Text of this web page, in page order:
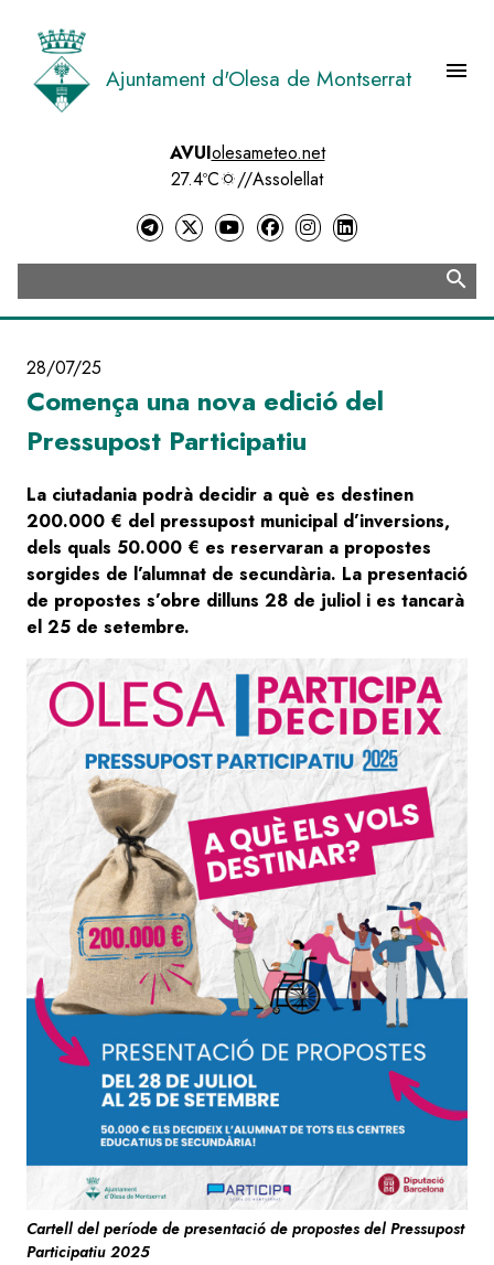
contingut
Ajuntament d'Olesa de Montserrat menu
AVUIolesameteo.net
27.4ºC
//Assolellat
search
28/07/25
Comença una nova edició del
Pressupost Participatiu
La ciutadania podrà decidir a què es destinen
200.000 € del pressupost municipal d’inversions,
dels quals 50.000 € es reservaran a propostes
sorgides de l’alumnat de secundària. La presentació
de propostes s’obre dilluns 28 de juliol i es tancarà
el 25 de setembre.
Image
Cartell del període de presentació de propostes del Pressupost
Participatiu 2025